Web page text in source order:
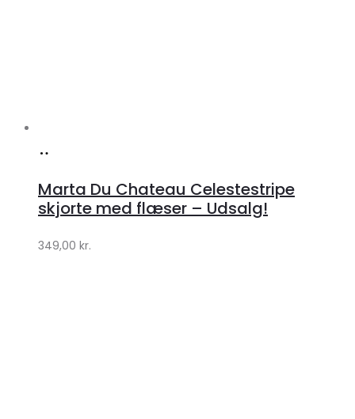
Klædeskabet.dk
Marta Du Chateau Celestestripe
skjorte med flæser – Udsalg!
349,00 kr.